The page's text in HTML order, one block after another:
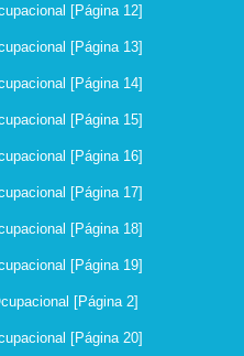
[Página 12]
[Página 13]
[Página 14]
[Página 15]
[Página 16]
[Página 17]
[Página 18]
[Página 19]
[Página 2]
[Página 20]